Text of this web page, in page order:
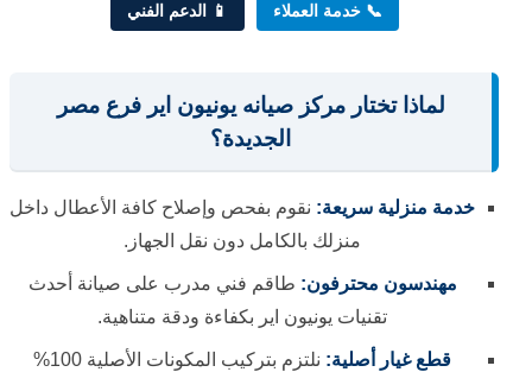
📞 خدمة العملاء 📱 الدعم الفني
لماذا تختار مركز صيانه يونيون اير فرع مصر
الجديدة؟
خدمة منزلية سريعة: نقوم بفحص وإصلاح كافة الأعطال داخل
منزلك بالكامل دون نقل الجهاز.
مهندسون محترفون: طاقم فني مدرب على صيانة أحدث
تقنيات يونيون اير بكفاءة ودقة متناهية.
قطع غيار أصلية: نلتزم بتركيب المكونات الأصلية 100%